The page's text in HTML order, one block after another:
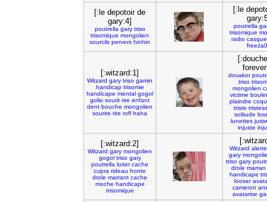
[:le depotoir de
gary:4]
poutrella gary triso
trisomique mongolien
sourcils pervers hinhin
[:le
poutrella
trisomique
radio casque
[:witzard:1]
Witzard gary triso gamin
handicap trisomie
handicape mental gogol
golio sourit rire enfant
dent bouche mongolien
sourire rire rofl haha
dovakor
triso
mongolien
victime boulet
plaindre
triste
solitude
lunettes juste
injuste
[:witzard:2]
Witzard gary mongolien
gogol triso gary
poutrella loser cache
cupra rideau honte
drole marrant cache
moche handicape
trisomique
Witzard
gary
triso gary
drole marran
handicape
looser
cameron
avatarise